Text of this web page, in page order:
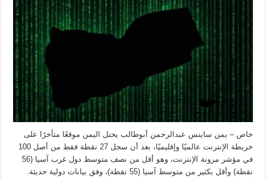
خاص – يمن ساينس عبدالرحمن أبوطالب يحتل اليمن موقعًا متأخرًا على
خريطة الإنترنت عالميًا وإقليميًا، بعد أن سجل 27 نقطة فقط من أصل 100
في مؤشر مرونة الإنترنت، وهو أقل من نصف متوسط دول غرب آسيا (56
نقطة) وأقل بكثير من متوسط آسيا (55 نقطة)، وفق بيانات دولية حديثة.